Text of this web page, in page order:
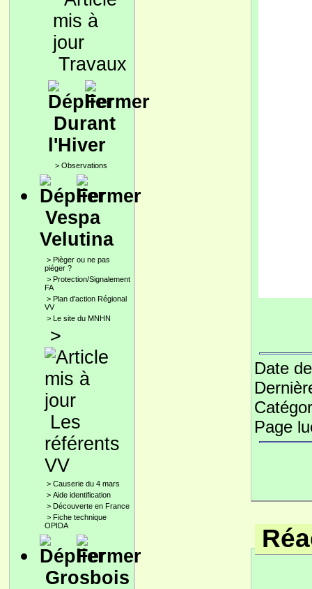
Travaux
Durant
l'Hiver
> Observations
Vespa
Velutina
> Pièger ou ne pas
piéger ?
> Protection/Signalement
FA
> Plan d'action Régional
VV
> Le site du MNHN
>
Les
référents
VV
> Causerie du 4 mars
> Aide identification
> Découverte en France
> Fiche technique
OPIDA
Grosbois
Date
Page